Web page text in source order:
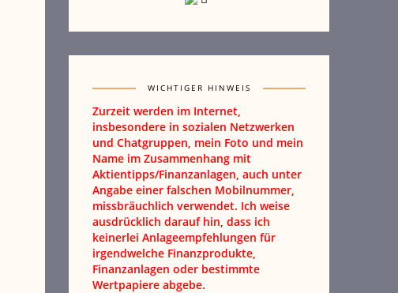
WICHTIGER HINWEIS
Zurzeit werden im Internet,
insbesondere in sozialen Netzwerken
und Chatgruppen, mein Foto und mein
Name im Zusammenhang mit
Aktientipps/Finanzanlagen, auch unter
Angabe einer falschen Mobilnummer,
missbräuchlich verwendet. Ich weise
ausdrücklich darauf hin, dass ich
keinerlei Anlageempfehlungen für
irgendwelche Finanzprodukte,
Finanzanlagen oder bestimmte
Wertpapiere abgebe.